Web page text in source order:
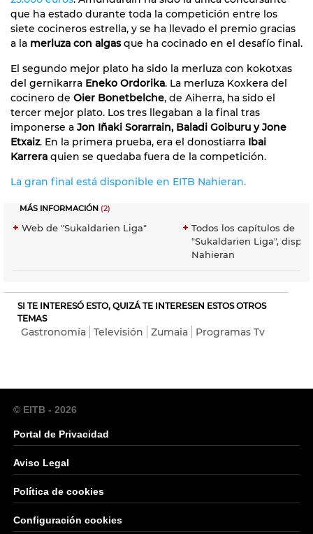
que ha estado durante toda la competición entre los
siete cocineros estrella, y se ha llevado el premio gracias
a la merluza con algasque ha cocinado en el desafío final.
El segundo mejor plato ha sido la merluza con kokotxas
del gernikarra Eneko Ordorika. La merluza Koxkera del
cocinero de Oier Bonetbelche, de Aiherra, ha sido el
tercer mejor plato. Los tres llegaban a la final tras
imponerse a Jon Iñaki Sorarrain, Baladi Goiburu y Jone
Etxaiz. En la primera prueba, era el donostiarra Ibai
Karrera quien se quedaba fuera de la competición.
La gran final está disponible en EITB Nahieran.
MÁS INFORMACIÓN (2)
Web de "Sukaldarien Liga"
Todos los capítulos de
"Sukaldarien Liga",
Nahieran
SI TE INTERESÓ ESTO, QUIZÁ TE INTERESEN ESTOS OTROS
TEMAS
Gastronomía Televisión Zumaia Programas Tv
© EITB - 2026
Portal de Privacidad
Aviso Legal
Política de cookies
Configuración cookies